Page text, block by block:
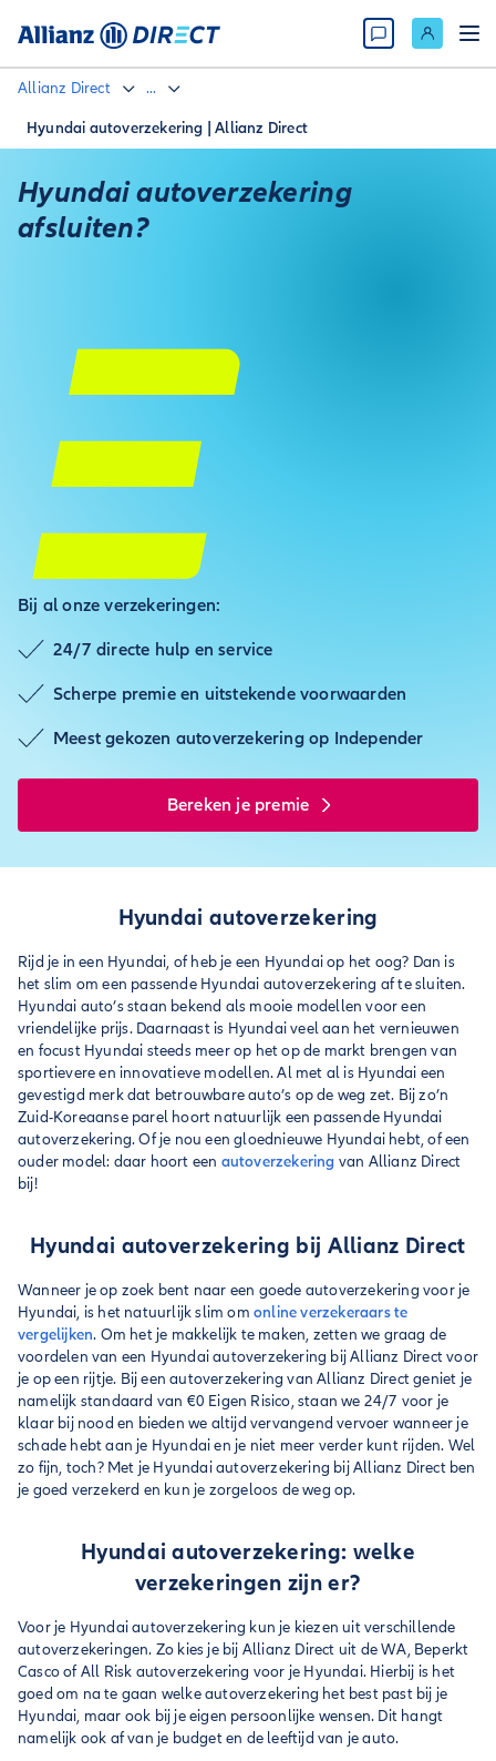
Allianz Direct ...
Hyundai autoverzekering | Allianz Direct
Hyundai autoverzekering
afsluiten?
Bij al onze verzekeringen:
24/7 directe hulp en service
Scherpe premie en uitstekende voorwaarden
Meest gekozen autoverzekering op Independer
Bereken je premie
Hyundai autoverzekering
Rijd je in een Hyundai, of heb je een Hyundai op het oog? Dan is
het slim om een passende Hyundai autoverzekering af te sluiten.
Hyundai auto’s staan bekend als mooie modellen voor een
vriendelijke prijs. Daarnaast is Hyundai veel aan het vernieuwen
en focust Hyundai steeds meer op het op de markt brengen van
sportievere en innovatieve modellen. Al met al is Hyundai een
gevestigd merk dat betrouwbare auto’s op de weg zet. Bij zo’n
Zuid-Koreaanse parel hoort natuurlijk een passende Hyundai
autoverzekering. Of je nou een gloednieuwe Hyundai hebt, of een
ouder model: daar hoort een autoverzekering van Allianz Direct
bij!
Hyundai autoverzekering bij Allianz Direct
Wanneer je op zoek bent naar een goede autoverzekering voor je
Hyundai, is het natuurlijk slim om online verzekeraars te
vergelijken. Om het je makkelijk te maken, zetten we graag de
voordelen van een Hyundai autoverzekering bij Allianz Direct voor
je op een rijtje. Bij een autoverzekering van Allianz Direct geniet je
namelijk standaard van €0 Eigen Risico, staan we 24/7 voor je
klaar bij nood en bieden we altijd vervangend vervoer wanneer je
schade hebt aan je Hyundai en je niet meer verder kunt rijden. Wel
zo fijn, toch? Met je Hyundai autoverzekering bij Allianz Direct ben
je goed verzekerd en kun je zorgeloos de weg op.
Hyundai autoverzekering: welke
verzekeringen zijn er?
Voor je Hyundai autoverzekering kun je kiezen uit verschillende
autoverzekeringen. Zo kies je bij Allianz Direct uit de WA, Beperkt
Casco of All Risk autoverzekering voor je Hyundai. Hierbij is het
goed om na te gaan welke autoverzekering het best past bij je
Hyundai, maar ook bij je eigen persoonlijke wensen. Dit hangt
namelijk ook af van je budget en de leeftijd van je auto.